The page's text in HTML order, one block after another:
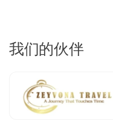
我们的伙伴